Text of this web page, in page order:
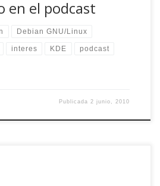
en el podcast
Debian GNU/Linux
interes KDE podcast
Publicada 2 junio, 2010